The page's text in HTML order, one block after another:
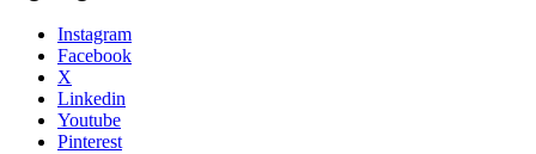
Instagram
Facebook
X
Linkedin
Youtube
Pinterest